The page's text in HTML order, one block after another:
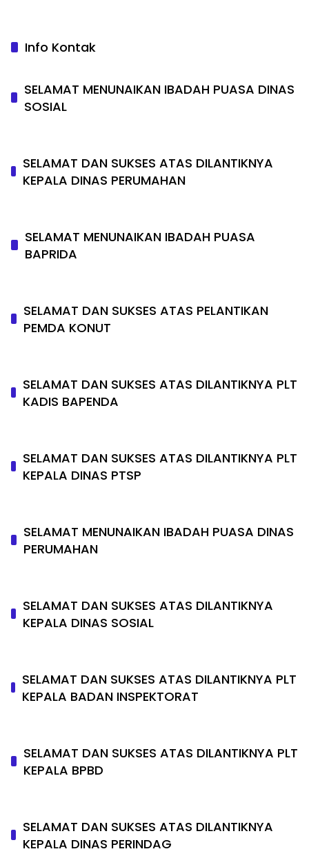
Info Kontak
SELAMAT MENUNAIKAN IBADAH PUASA DINAS
SOSIAL
SELAMAT DAN SUKSES ATAS DILANTIKNYA
KEPALA DINAS PERUMAHAN
SELAMAT MENUNAIKAN IBADAH PUASA
BAPRIDA
SELAMAT DAN SUKSES ATAS PELANTIKAN
PEMDA KONUT
SELAMAT DAN SUKSES ATAS DILANTIKNYA PLT
KADIS BAPENDA
SELAMAT DAN SUKSES ATAS DILANTIKNYA PLT
KEPALA DINAS PTSP
SELAMAT MENUNAIKAN IBADAH PUASA DINAS
PERUMAHAN
SELAMAT DAN SUKSES ATAS DILANTIKNYA
KEPALA DINAS SOSIAL
SELAMAT DAN SUKSES ATAS DILANTIKNYA PLT
KEPALA BADAN INSPEKTORAT
SELAMAT DAN SUKSES ATAS DILANTIKNYA PLT
KEPALA BPBD
SELAMAT DAN SUKSES ATAS DILANTIKNYA
KEPALA DINAS PERINDAG